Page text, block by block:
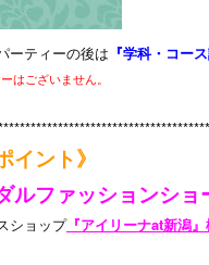
ーティーの後は 『学科・コー
はございません。
イント》
ファッションショ
ショップ『アイリーナat新潟